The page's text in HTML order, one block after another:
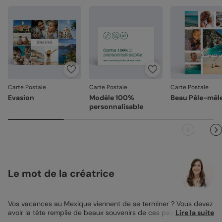
Carte Postale
Evasion
Carte Postale
Modèle 100%
personnalisable
Carte Postale
Beau Pêle-
Le mot de la créatrice
Vos vacances au Mexique viennent de se terminer ? Vous devez
avoir la tête remplie de beaux souvenirs de ces paysagesLire la suite